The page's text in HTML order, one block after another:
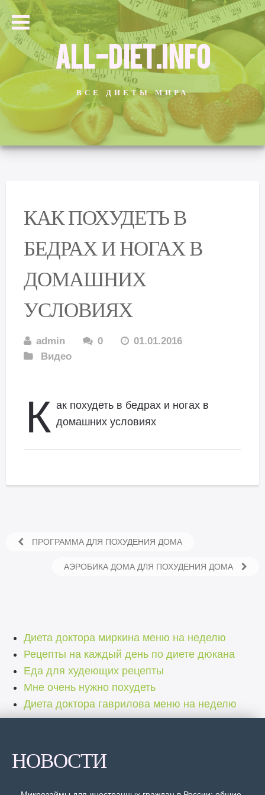
ALL-DIET.INFO
ВСЕ ДИЕТЫ МИРА
КАК ПОХУДЕТЬ В
БЕДРАХ И НОГАХ В
ДОМАШНИХ
УСЛОВИЯХ
admin 0
01.01.2016
Видео
К ак похудеть в бедрах и ногах в
домашних условиях
ПРОГРАММА ДЛЯ ПОХУДЕНИЯ ДОМА
АЭРОБИКА ДОМА ДЛЯ ПОХУДЕНИЯ ДОМА
Диета доктора миркина меню на неделю
Рецепты на каждый день по диете дюкана
Еда для худеющих рецепты
Мне очень нужно похудеть
Диета доктора гаврилова меню на неделю
НОВОСТИ